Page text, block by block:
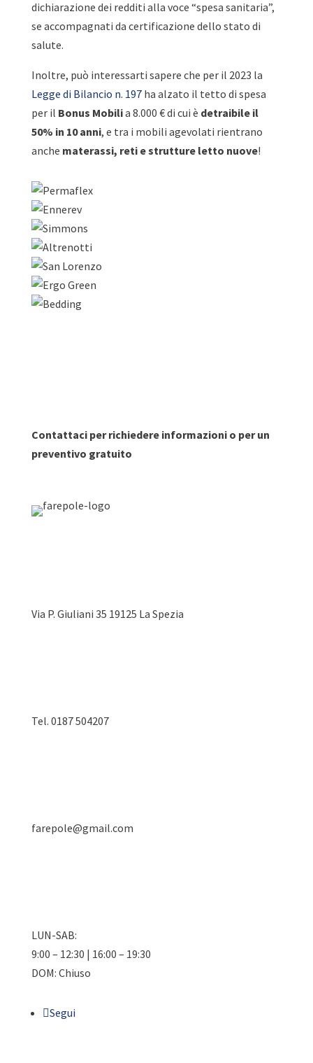
dichiarazione dei redditi alla voce “spesa sanitaria”,
se accompagnati da certificazione dello stato di
salute.
Inoltre, può interessarti sapere che per il 2023 la
Legge di Bilancio n. 197ha alzato il tetto di spesa
per il Bonus Mobilia 8.000 € di cui è detraibile il
50% in 10 anni, e tra i mobili agevolati rientrano
anche materassi, reti e strutture letto nuove!
Contattaci per richiedere informazioni o per un
preventivo gratuito
Via P. Giuliani 35 19125 La Spezia
Tel. 0187 504207
farepole@gmail.com
LUN-SAB:
9:00 – 12:30 | 16:00 – 19:30
DOM: Chiuso
Segui